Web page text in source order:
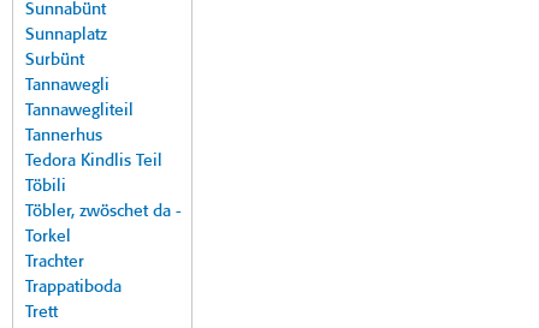
Sunnabünt
Sunnaplatz
Surbünt
Tannawegli
Tannawegliteil
Tannerhus
Tedora Kindlis Teil
Töbili
Töbler, zwöschet da -
Torkel
Trachter
Trappatiboda
Trett